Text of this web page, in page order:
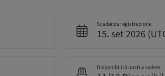
Scadenza registrazione
15. set 2026
Disponibilità posti a sedere